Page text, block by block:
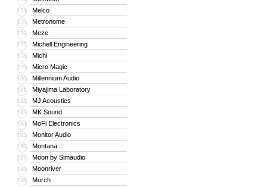
174 Melco
175 Metronome
176 Meze
177 Michell Engineering
178 Michi
179 Micro Magic
180 Millennium Audio
181 Miyajima Laboratory
182 MJ Acoustics
183 MK Sound
184 MoFi Electronics
185 Monitor Audio
186 Montana
187 Moon by Simaudio
188 Moonriver
189 Morch